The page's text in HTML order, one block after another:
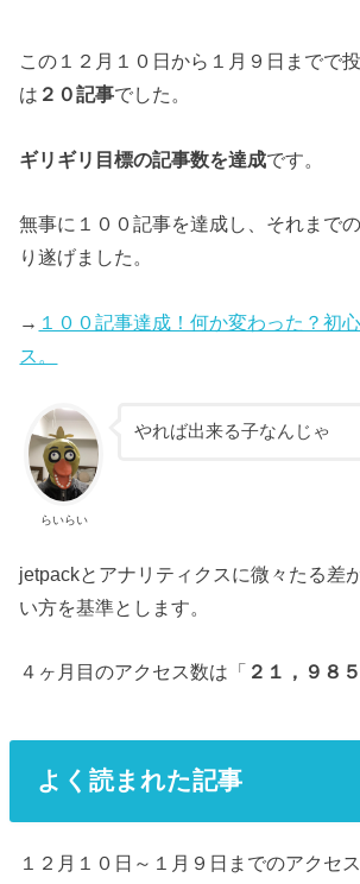
この１２月１０日から１月９日までで
は ２０記事でした。
ギリギリ目標の記事数を達成です。
無事に１００記事を達成し、それまで
り遂げました。
→ １００記事達成！何か変わった？初
ス。
らいらい
やれば出来る子なんじゃ
jetpackとアナリティクスに微々たる差
い方を基準とします。
４ヶ月目のアクセス数は「 ２１，９８５
よく読まれた記事
１２月１０日～１月９日までのアクセ